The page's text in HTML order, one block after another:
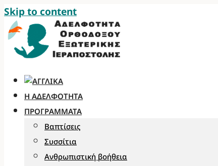
Skip to content
Η ΑΔΕΛΦΌΤΗΤΑ
ΠΡΟΓΡΆΜΜΑΤΑ
Βαπτίσεις
Συσσίτια
Ανθρωπιστική βοήθεια